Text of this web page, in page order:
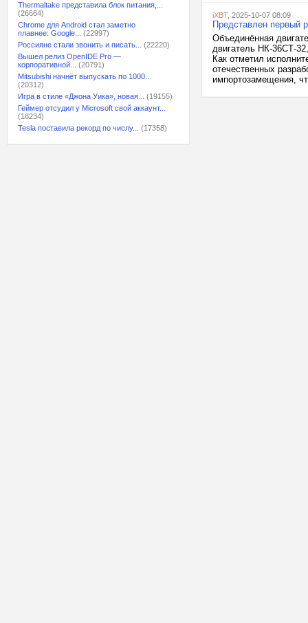
Thermaltake представила блок питания,...
(26664)
Chrome для Android стал заметно
плавнее: Google...
(22997)
Россияне стали звонить и писать...
(22220)
Вышел релиз OpenIDE Pro —
корпоративной...
(20791)
Mitsubishi начнёт выпускать по 1000...
(20312)
Игра в стиле «Джона Уика», новая...
(19155)
Геймер отсудил у Microsoft свой аккаунт...
(18234)
Tesla поставила рекорд по числу...
(17358)
iXBT, 2025-10-07 08:09
Представлен первый
Объединённая
двигатель НК-36СТ-
Как отметил
отечественных
импортозамещения,